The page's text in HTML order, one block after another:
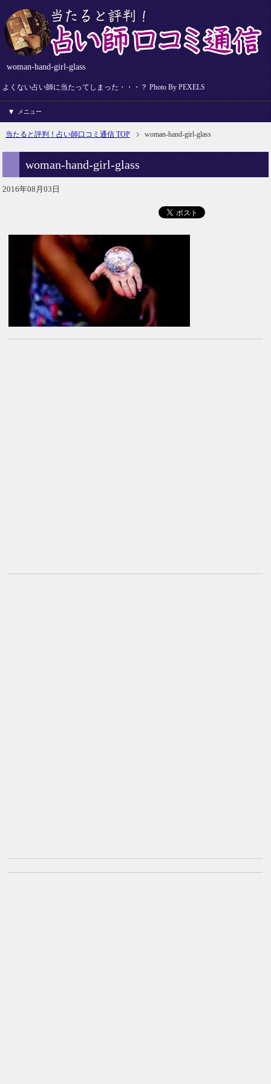
woman-hand-girl-glass
よくない占い師に当たってしまった・・・？ Photo By PEXELS
メニュー
当たると評判！占い師口コミ通信 TOP woman-hand-girl-glass
woman-hand-girl-glass
2016年08月03日